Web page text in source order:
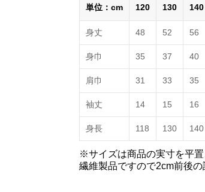
単位：cm 120 130 140
身丈 48 52 56
身巾 35 37 40
肩巾 31 33 35
袖丈 14 15 16
身長 118 130 140
※サイズは商品の実寸を平置
繊維製品ですので2cm前後の